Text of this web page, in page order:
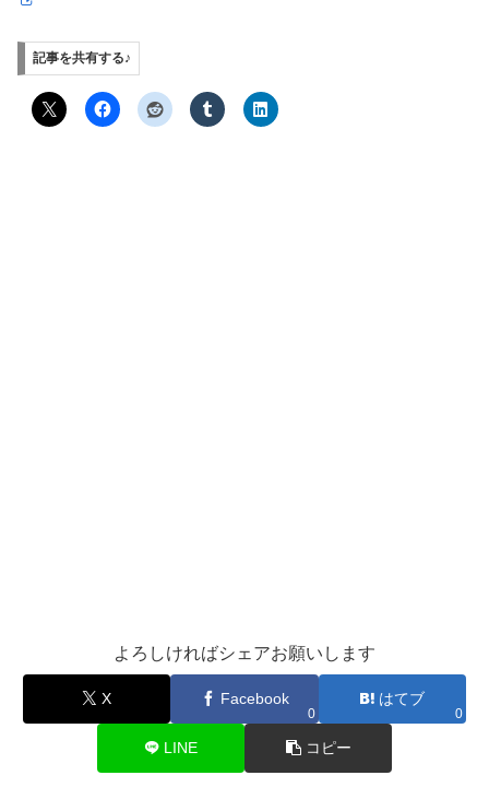
記事を共有する♪
よろしければシェアお願いします
X Facebook
0
はてブ
0
LINE コピー